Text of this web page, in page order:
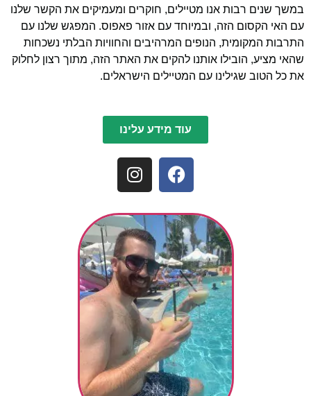
במשך שנים רבות אנו מטיילים, חוקרים ומעמיקים את הקשר שלנו
עם האי הקסום הזה, ובמיוחד עם אזור פאפוס. המפגש שלנו עם
התרבות המקומית, הנופים המרהיבים והחוויות הבלתי נשכחות
שהאי מציע, הובילו אותנו להקים את האתר הזה, מתוך רצון לחלוק
את כל הטוב שגילינו עם המטיילים הישראלים.
עוד מידע עלינו